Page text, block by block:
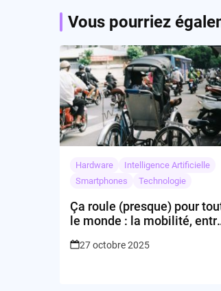
Vous pourriez
Hardware
Intelligence Artificielle
Smartphones
Technologie
Ça roule (presque) pour
le monde : la mobilité,
27 octobre 2025